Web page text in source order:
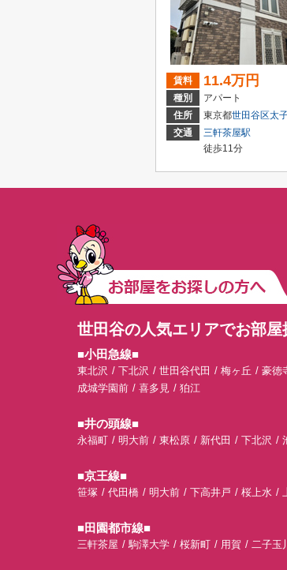
賃料 11.4万円
種別
アパート
住所
東京都世田谷区太
交通
三軒茶屋駅
徒歩11分
世田谷の人気エリアでお部屋
■小田急線■
東北沢 下北沢 世田谷代田 梅ヶ丘 豪徳
成城学園前
喜多見 狛江
■井の頭線■
永福町 明大前 東松原 新代田 下北沢
■京王線■
笹塚 代田橋 明大前 下高井戸 桜上水
■田園都市線■
三軒茶屋 駒澤大学 桜新町 用賀 二子玉